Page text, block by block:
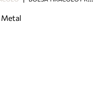
devoluções e mais.
Metal